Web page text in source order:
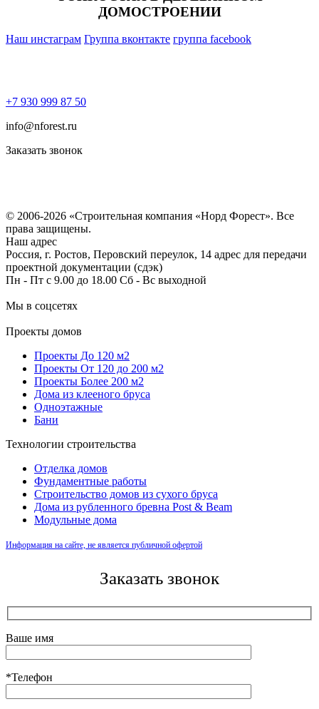
ДОМОСТРОЕНИИ
Наш инстаграм Группа вконтакте группа facebook
+7 930 999 87 50
info@nforest.ru
Заказать звонок
© 2006-2026 «Строительная компания «Норд Форест». Все
права защищены.
Наш адрес
Россия, г. Ростов, Перовский переулок, 14 адрес для передачи
проектной документации (сдэк)
Пн - Пт с 9.00 до 18.00 Сб - Вс выходной
Мы в соцсетях
Проекты домов
Проекты До 120 м2
Проекты От 120 до 200 м2
Проекты Более 200 м2
Дома из клееного бруса
Одноэтажные
Бани
Технологии строительства
Отделка домов
Фундаментные работы
Строительство домов из сухого бруса
Дома из рубленного бревна Post & Beam
Модульные дома
Информация на сайте, не является публичной офертой
Заказать звонок
Ваше имя
*Телефон